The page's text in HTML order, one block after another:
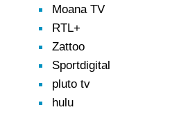
Moana TV
RTL+
Zattoo
Sportdigital
pluto tv
hulu